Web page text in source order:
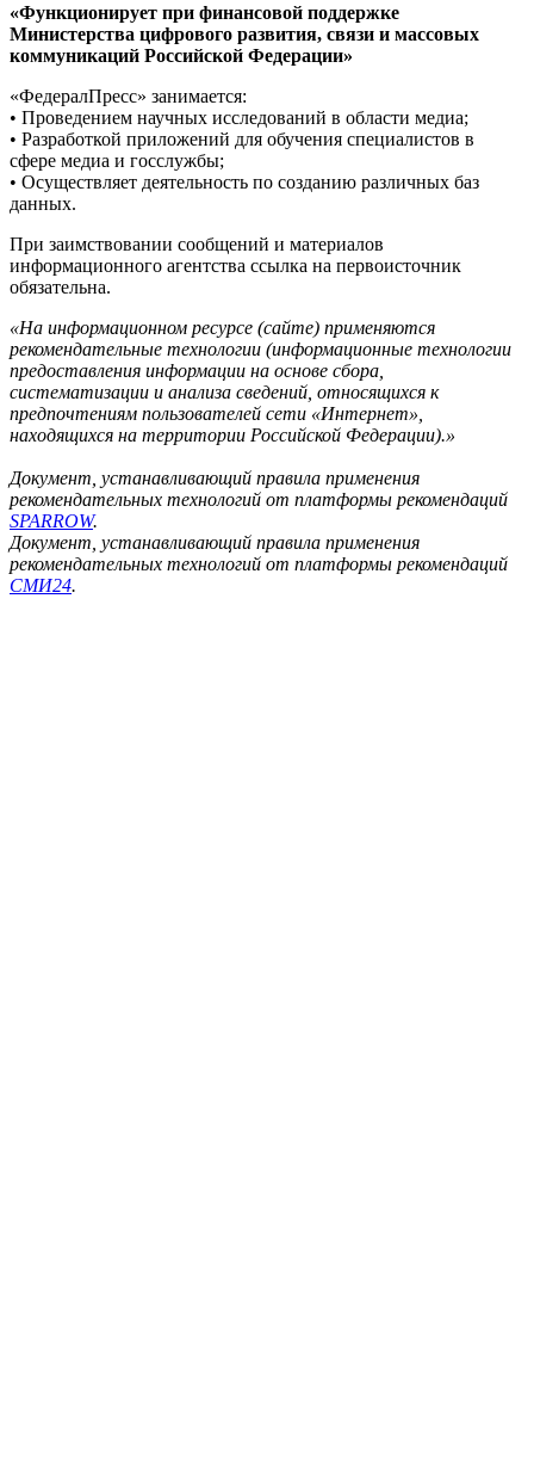
«Функционирует при финансовой поддержке
Министерства цифрового развития, связи и массовых
коммуникаций Российской Федерации»
«ФедералПресс» занимается:
• Проведением научных исследований в области медиа;
• Разработкой приложений для обучения специалистов в
сфере медиа и госслужбы;
• Осуществляет деятельность по созданию различных баз
данных.
При заимствовании сообщений и материалов
информационного агентства ссылка на первоисточник
обязательна.
«На информационном ресурсе (сайте) применяются
рекомендательные технологии (информационные технологии
предоставления информации на основе сбора,
систематизации и анализа сведений, относящихся к
предпочтениям пользователей сети «Интернет»,
находящихся на территории Российской Федерации).»
Документ, устанавливающий правила применения
рекомендательных технологий от платформы рекомендаций
SPARROW.
Документ, устанавливающий правила применения
рекомендательных технологий от платформы рекомендаций
СМИ24.